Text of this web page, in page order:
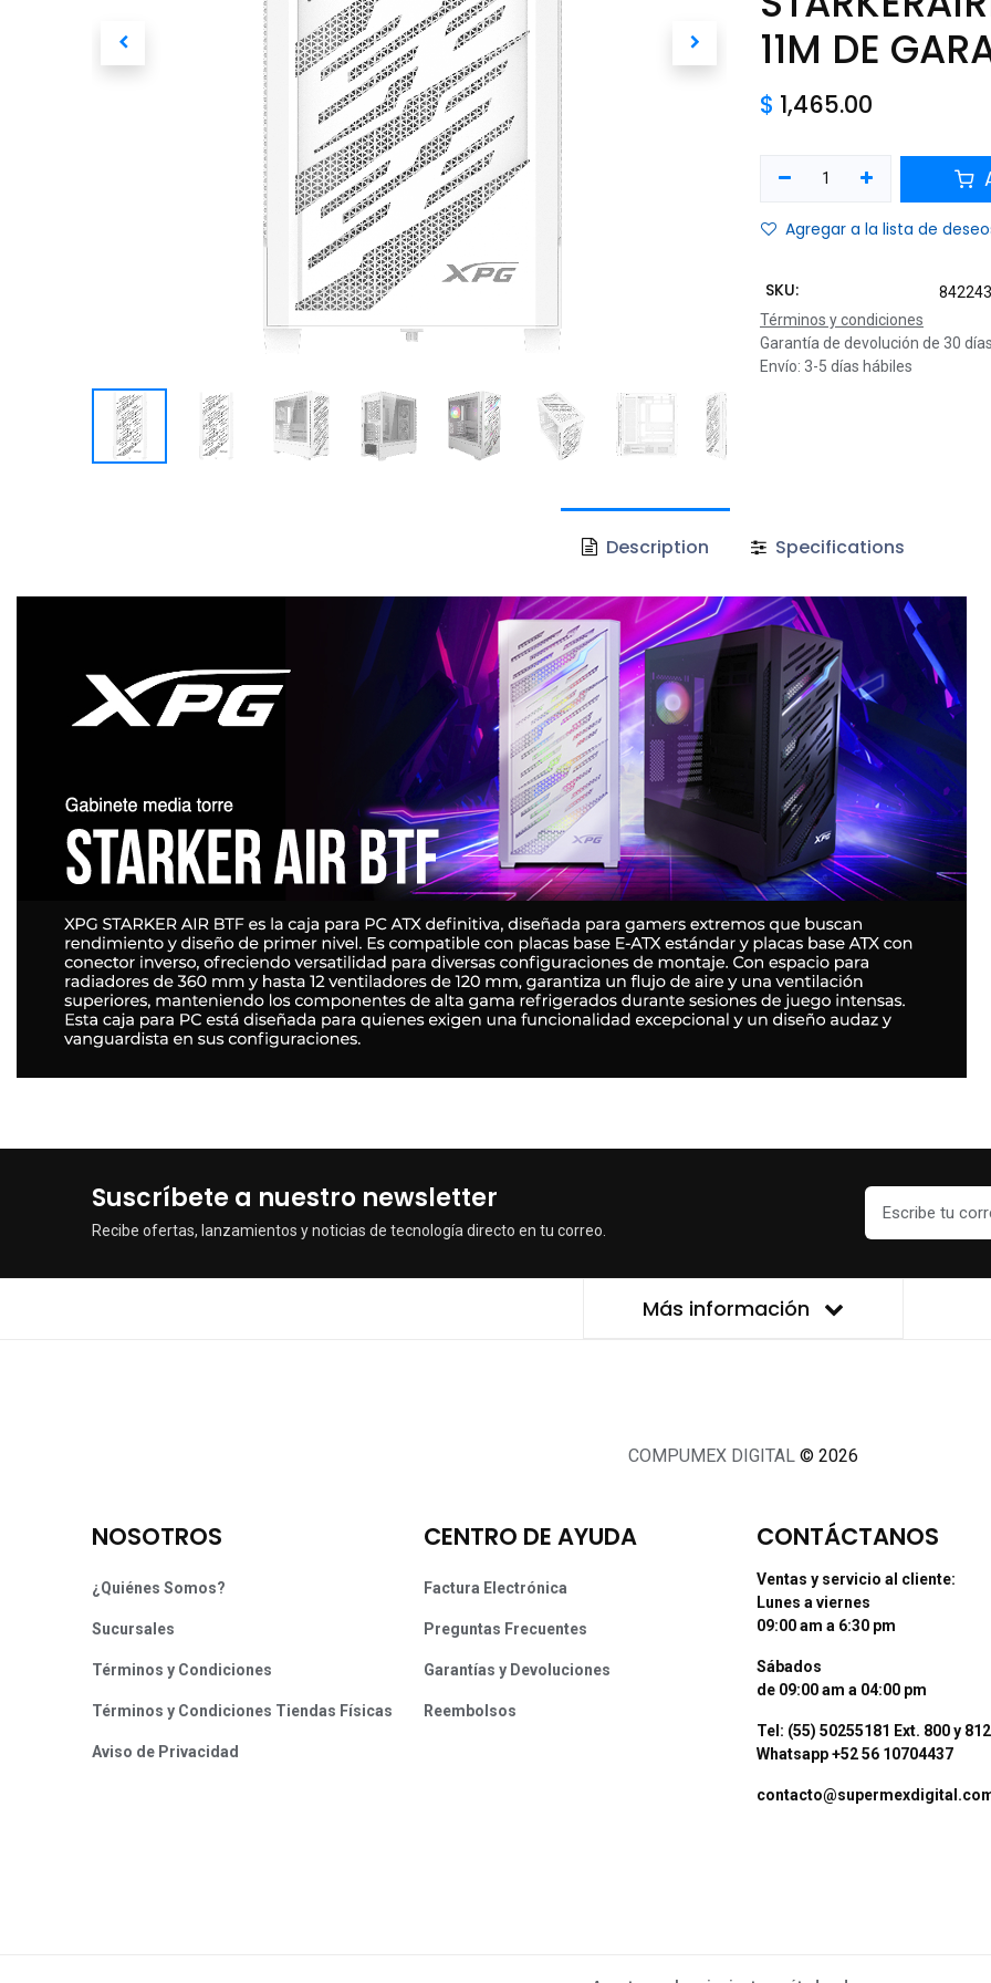
11M DE
$ 1,465.00
Agregar a la lista de
SKU:
Términos y condiciones
Garantía de devolución de 30 días
Envío: 3-5 días hábiles
Description Specifications
Suscríbete a nuestro newsletter
Recibe ofertas, lanzamientos y noticias de tecnología directo en tu correo.
Más información
COMPUMEX DIGITAL © 2026
NOSOTROS
¿Quiénes Somos?
Sucursales
Términos y Condiciones
Términos y Condiciones Tiendas Físicas
Aviso de Privacidad
CENTRO DE AYUDA
Factura Electrónica
Preguntas Frecuentes
Garantías y Devoluciones
Reembolsos
CONTÁCTANOS
Ventas y servicio al cliente:
Lunes a viernes
09:00 am a 6:30 pm
Sábados
de 09:00 am a 04:00 pm
Tel: (55) 50255181 Ext. 800 y 812
Whatsapp +52 56 10704437